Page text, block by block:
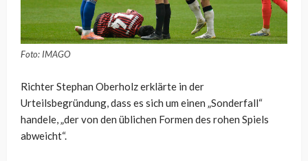
Foto: IMAGO
Richter Stephan Oberholz erklärte in der
Urteilsbegründung, dass es sich um einen „Sonderfall“
handele, „der von den üblichen Formen des rohen Spiels
abweicht“.